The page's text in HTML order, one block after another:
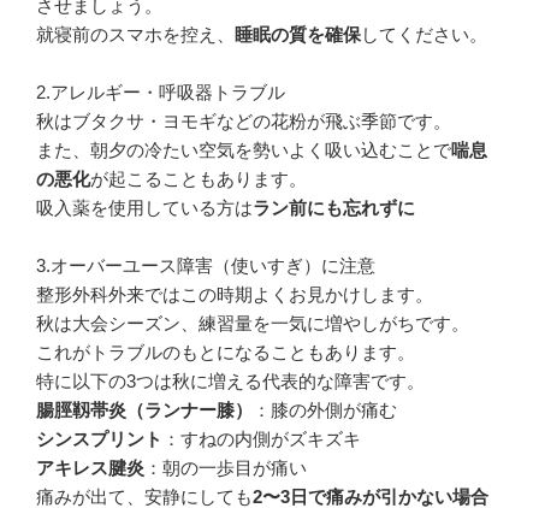
させましょう。
就寝前のスマホを控え、
睡眠の質を確保してください。
2.アレルギー・呼吸器トラブル
秋はブタクサ・ヨモギなどの花粉が飛ぶ季節です。
また、朝夕の冷たい空気を勢いよく吸い込むことで喘息
の悪化が起こることもあります。
吸入薬を使用している方はラン前にも忘れずに
3.オーバーユース障害（使いすぎ）に注意
整形外科外来ではこの時期よくお見かけします。
秋は大会シーズン、練習量を一気に増やしがちです。
これがトラブルのもとになることもあります。
特に以下の3つは秋に増える代表的な障害です。
腸脛靱帯炎（ランナー膝）
：膝の外側が痛む
シンスプリント ：すねの内側がズキズキ
アキレス腱炎 ：朝の一歩目が痛い
痛みが出て、安静にしても2〜3日で痛みが引かない場合